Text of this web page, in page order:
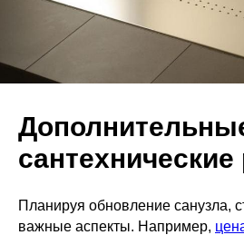
Планируя обновление санузла,
важные аспекты. Например,